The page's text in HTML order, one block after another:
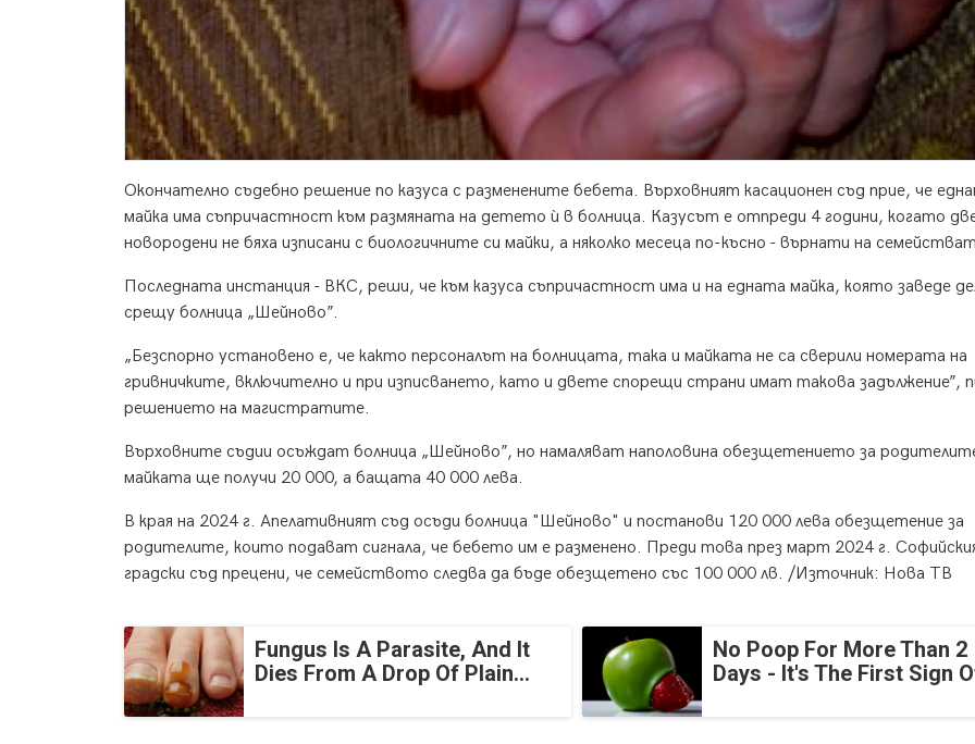
Окончателно съдебно решение по казуса с разменените бебета. Върховният касационен съд прие, че
майка има съпричастност към размяната на детето ѝ в болница. Казусът е отпреди 4 години, когато
новородени не бяха изписани с биологичните си майки, а няколко месеца по-късно - върнати на
Последната инстанция - ВКС, реши, че към казуса съпричастност има и на едната майка, която заведе
срещу болница „Шейново”.
„Безспорно установено е, че както персоналът на болницата, така и майката не са сверили номерата на
гривничките, включително и при изписването, като и двете спорещи страни имат такова задължение”,
решението на магистратите.
Върховните съдии осъждат болница „Шейново”, но намаляват наполовина обезщетението за
майката ще получи 20 000, а бащата 40 000 лева.
В края на 2024 г. Апелативният съд осъди болница "Шейново" и постанови 120 000 лева обезщетение за
родителите, които подават сигнала, че бебето им е разменено. Преди това през март 2024 г.
градски съд прецени, че семейството следва да бъде обезщетено със 100 000 лв. /Източник: Нова ТВ
Fungus Is A Parasite, And It
Dies From A Drop Of Plain...
No Poop For More Than 2
Days - It's The First Sign